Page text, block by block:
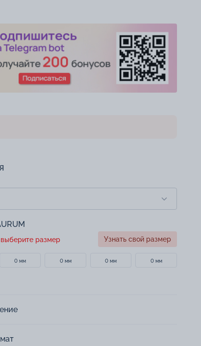
размер Узнать свой размер
0 мм 0 мм 0 мм 0 мм